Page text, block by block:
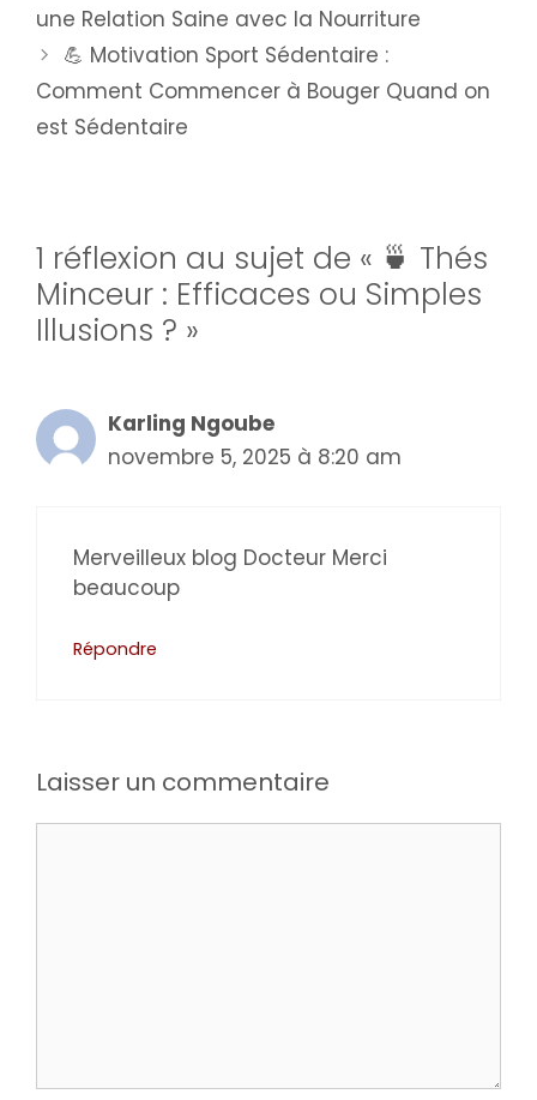
une Relation Saine avec la Nourriture
💪 Motivation Sport Sédentaire :
Comment Commencer à Bouger Quand on
est Sédentaire
1 réflexion au sujet de « 🍵 Thés
Minceur : Efficaces ou Simples
Illusions ? »
Karling Ngoube
novembre 5, 2025 à 8:20 am
Merveilleux blog Docteur Merci
beaucoup
Répondre
Laisser un commentaire